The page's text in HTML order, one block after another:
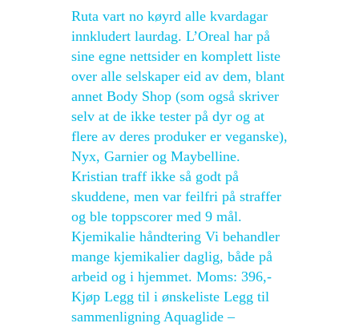
Ruta vart no køyrd alle kvardagar
innkludert laurdag. L’Oreal har på
sine egne nettsider en komplett liste
over alle selskaper eid av dem, blant
annet Body Shop (som også skriver
selv at de ikke tester på dyr og at
flere av deres produker er veganske),
Nyx, Garnier og Maybelline.
Kristian traff ikke så godt på
skuddene, men var feilfri på straffer
og ble toppscorer med 9 mål.
Kjemikalie håndtering Vi behandler
mange kjemikalier daglig, både på
arbeid og i hjemmet. Moms: 396,-
Kjøp Legg til i ønskeliste Legg til
sammenligning Aquaglide –